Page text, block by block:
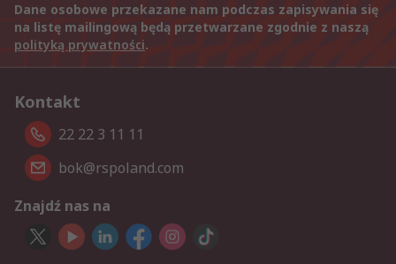
Dane osobowe przekazane nam podczas zapisywania się
na listę mailingową będą przetwarzane zgodnie z naszą
polityką prywatności.
Kontakt
22 22 3 11 11
bok@rspoland.com
Znajdź nas na